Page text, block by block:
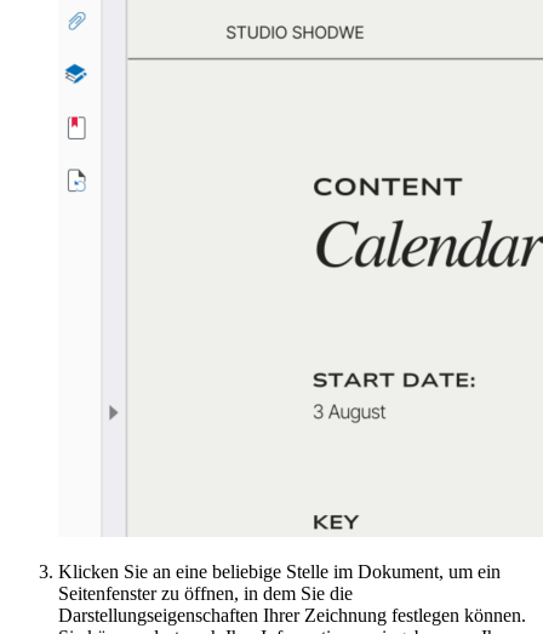
Klicken Sie an eine beliebige Stelle im Dokument, um ein
Seitenfenster zu öffnen, in dem Sie die
Darstellungseigenschaften Ihrer Zeichnung festlegen können.